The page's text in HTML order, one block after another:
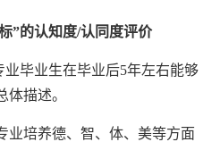
”的认知度/认同度评价
业毕业生在毕业后5年左右能够
描述。
业培养德、智、体、美等方面